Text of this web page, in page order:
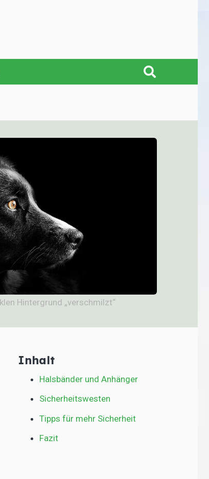
Hintergrund „verschmilzt“
Inhalt
Halsbänder und Anhänger
Sicherheitswesten
Tipps für mehr Sicherheit
Fazit